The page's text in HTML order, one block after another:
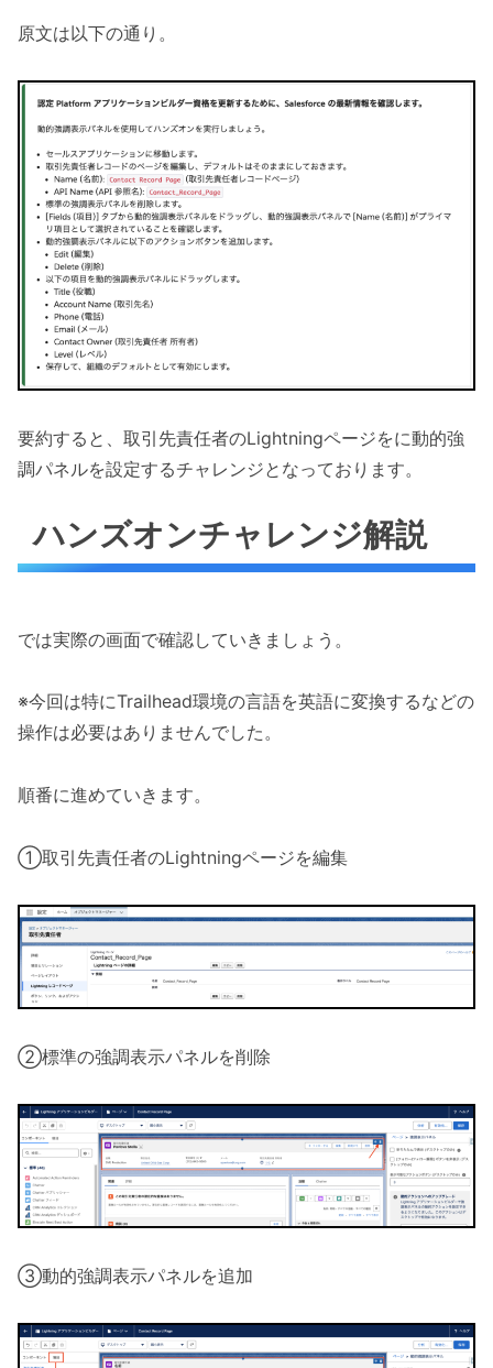
原文は以下の通り。
要約すると、取引先責任者のLightningページをに動的強
調パネルを設定するチャレンジとなっております。
ハンズオンチャレンジ解説
では実際の画面で確認していきましょう。
※今回は特にTrailhead環境の言語を英語に変換するなどの
操作は必要はありませんでした。
順番に進めていきます。
①取引先責任者のLightningページを編集
②標準の強調表示パネルを削除
③動的強調表示パネルを追加